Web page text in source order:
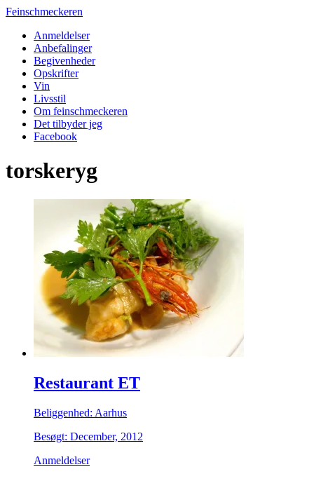
Feinschmeckeren
Anmeldelser
Anbefalinger
Begivenheder
Opskrifter
Vin
Livsstil
Om feinschmeckeren
Det tilbyder jeg
Facebook
torskeryg
Restaurant ET
Beliggenhed: Aarhus
Besøgt: December, 2012
Anmeldelser